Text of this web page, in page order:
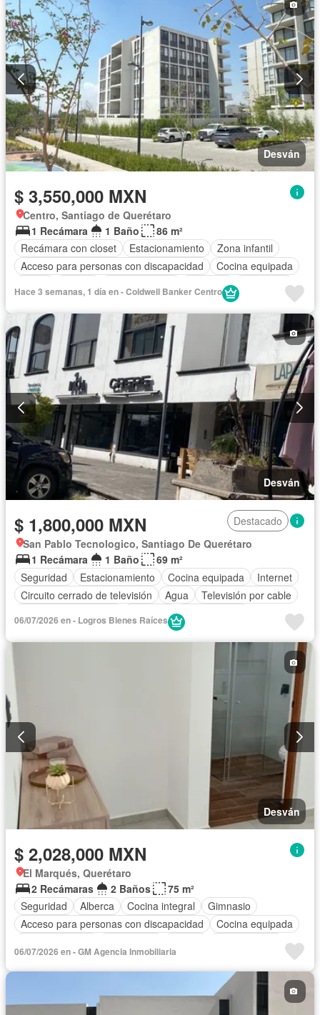
Jacuzzi Agua
Cancha de tenis
Televisión por cable
Gas natural Asador
Zonas verdes
Despacho
Vista panorámica
Recámara con closet
Caseta de vigilancia
Sauna Sin amueblar
Desván
$ 3,550,000 MXN
Centro, Santiago de Querétaro
1 Recámara
1 Baño
86 m²
Recámara con closet
Estacionamiento
Zona infantil
Acceso para personas con discapacidad
Cocina equipada
Elevador
Seguridad
Hace 3 semanas, 1 día en - Coldwell Banker Centro
Desván
$ 1,800,000 MXN
Destacado
San Pablo Tecnologico, Santiago De Querétaro
1 Recámara
1 Baño
69 m²
Seguridad
Estacionamiento Cocina equipada
Internet
Circuito cerrado de televisión
Agua
Televisión por cable
06/07/2026 en - Logros Bienes Raíces
Desván
$ 2,028,000 MXN
El Marqués, Querétaro
2 Recámaras
2 Baños
75 m²
Seguridad
Alberca Cocina integral
Gimnasio
Acceso para personas con discapacidad
Cocina equipada
Caseta de vigilancia
06/07/2026 en - GM Agencia Inmobiliaria